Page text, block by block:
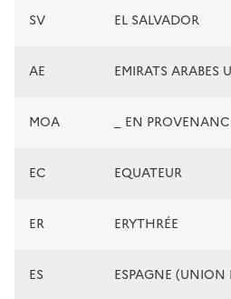
SV EL SALVADOR
AE EMIRATS ARABES
MOA _ EN
EC EQUATEUR
ER ERYTHRÉE
ES ESPAGNE (UNION